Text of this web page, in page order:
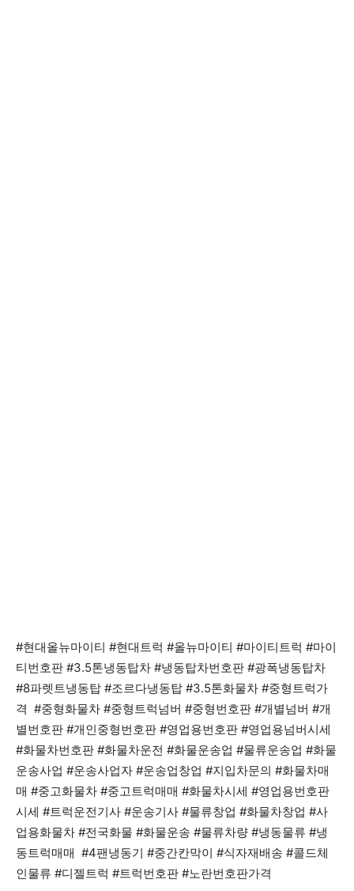
#현대올뉴마이티 #현대트럭 #올뉴마이티 #마이티트럭 #마이
티번호판 #3.5톤냉동탑차 #냉동탑차번호판 #광폭냉동탑차
#8파렛트냉동탑 #조르다냉동탑 #3.5톤화물차 #중형트럭가
격 #중형화물차 #중형트럭넘버 #중형번호판 #개별넘버 #개
별번호판 #개인중형번호판 #영업용번호판 #영업용넘버시세
#화물차번호판 #화물차운전 #화물운송업 #물류운송업 #화물
운송사업 #운송사업자 #운송업창업 #지입차문의 #화물차매
매 #중고화물차 #중고트럭매매 #화물차시세 #영업용번호판
시세 #트럭운전기사 #운송기사 #물류창업 #화물차창업 #사
업용화물차 #전국화물 #화물운송 #물류차량 #냉동물류 #냉
동트럭매매 #4팬냉동기 #중간칸막이 #식자재배송 #콜드체
인물류 #디젤트럭 #트럭번호판 #노란번호판가격